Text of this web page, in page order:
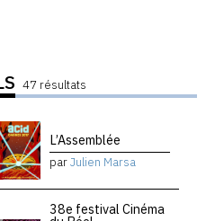
47 résultats
L’Assemblée
parJulien Marsa
38e festival Cinéma